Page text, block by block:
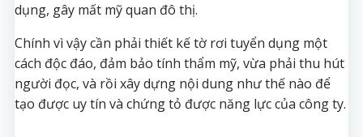
dụng, gây mất mỹ quan đô thị.
Chính vì vậy cần phải thiết kế tờ rơi tuyển dụng một
cách độc đáo, đảm bảo tính thẩm mỹ, vừa phải thu hút
người đọc, và rồi xây dựng nội dung như thế nào để
tạo được uy tín và chứng tỏ được năng lực của công ty.